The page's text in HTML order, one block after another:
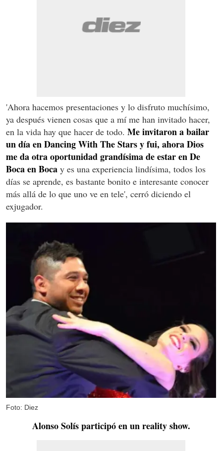
'Ahora hacemos presentaciones y lo disfruto muchísimo,
ya después vienen cosas que a mí me han invitado hacer,
en la vida hay que hacer de todo. Me invitaron a bailar
un día en Dancing With The Stars y fui, ahora Dios
me da otra oportunidad grandísima de estar en De
Boca en Boca y es una experiencia lindísima, todos los
días se aprende, es bastante bonito e interesante conocer
más allá de lo que uno ve en tele', cerró diciendo el
exjugador.
Foto: Diez
Alonso Solís participó en un reality show.